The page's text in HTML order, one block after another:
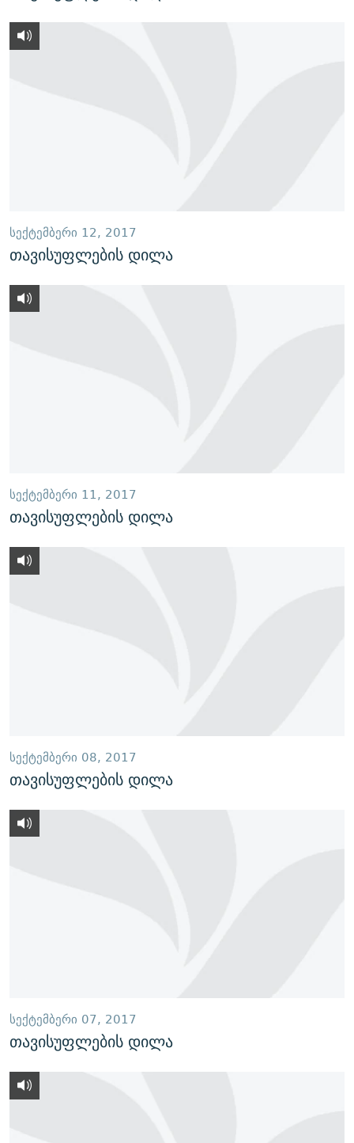
ᲡᲔᲥᲢᲔᲛᲑᲔᲠᲘ 12, 2017
თავისუფლების დილა
ᲡᲔᲥᲢᲔᲛᲑᲔᲠᲘ 11, 2017
თავისუფლების დილა
ᲡᲔᲥᲢᲔᲛᲑᲔᲠᲘ 08, 2017
თავისუფლების დილა
ᲡᲔᲥᲢᲔᲛᲑᲔᲠᲘ 07, 2017
თავისუფლების დილა